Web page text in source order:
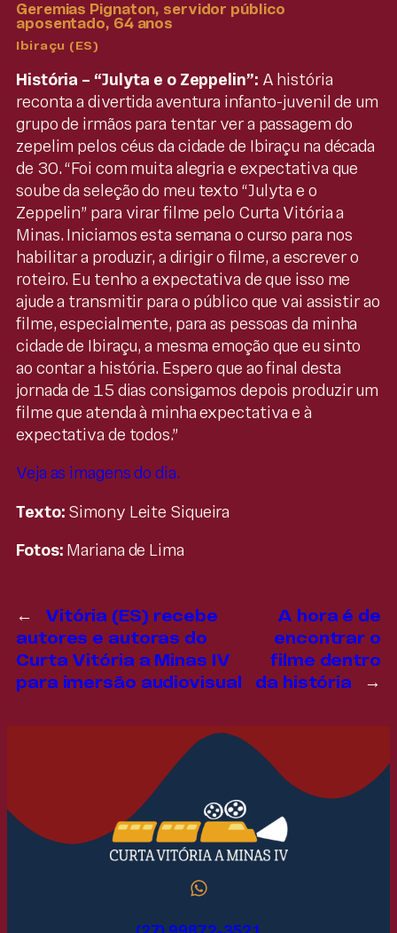
Geremias Pignaton, servidor público
aposentado, 64 anos
Ibiraçu (ES)
História – “Julyta e o Zeppelin”: A história
reconta a divertida aventura infanto-juvenil de um
grupo de irmãos para tentar ver a passagem do
zepelim pelos céus da cidade de Ibiraçu na década
de 30. “Foi com muita alegria e expectativa que
soube da seleção do meu texto “Julyta e o
Zeppelin” para virar filme pelo Curta Vitória a
Minas. Iniciamos esta semana o curso para nos
habilitar a produzir, a dirigir o filme, a escrever o
roteiro. Eu tenho a expectativa de que isso me
ajude a transmitir para o público que vai assistir ao
filme, especialmente, para as pessoas da minha
cidade de Ibiraçu, a mesma emoção que eu sinto
ao contar a história. Espero que ao final desta
jornada de 15 dias consigamos depois produzir um
filme que atenda à minha expectativa e à
expectativa de todos.”
Veja as imagens do dia.
Texto: Simony Leite Siqueira
Fotos: Mariana de Lima
←
Vitória (ES) recebe
autores e autoras do
Curta Vitória a Minas IV
para imersão audiovisual
A hora é de
encontrar o
filme dentro
da história
→